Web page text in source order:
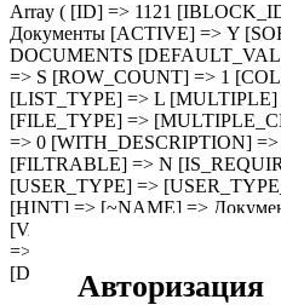
Array ( [ID] => 1121
Документы [ACTIVE] => Y
DOCUMENTS
=> S [ROW_COUNT] => 1
[LIST_TYPE] => L
[FILE_TYPE] =>
=> 0 [WITH_DESCRIPTION]
[FILTRABLE] => N
[USER_TYPE] =>
[HINT] => [~NAME] =>
[VALUE_ENUM] =>
=> [VALUE] =>
[DESCRIPTION] =>
Авторизация